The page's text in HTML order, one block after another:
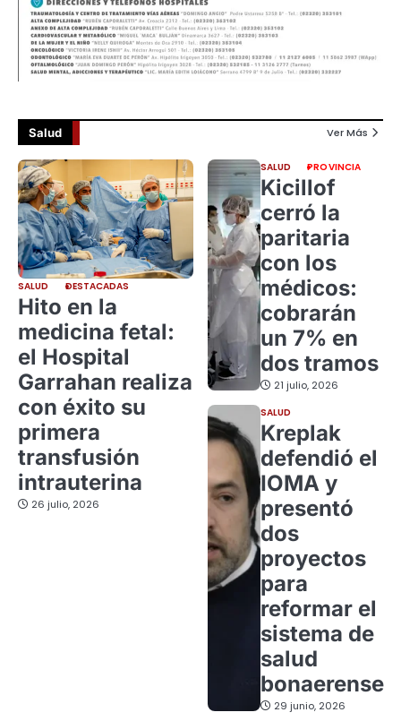
Salud Ver Más
SALUD DESTACADAS
Hito en la
medicina fetal:
el Hospital
Garrahan realiza
con éxito su
primera
transfusión
intrauterina
26 julio, 2026
SALUD PROVINCIA
Kicillof
cerró la
paritaria
con los
médicos:
cobrarán
un 7% en
dos tramos
21 julio, 2026
SALUD
Kreplak
defendió el
IOMA y
presentó
dos
proyectos
para
reformar el
sistema de
salud
bonaerense
29 junio, 2026